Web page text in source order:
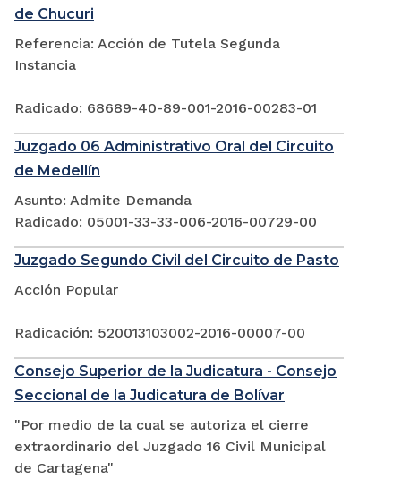
de Chucuri
Referencia: Acción de Tutela Segunda
Instancia
Radicado: 68689-40-89-001-2016-00283-01
Juzgado 06 Administrativo Oral del Circuito
de Medellín
Asunto: Admite Demanda
Radicado: 05001-33-33-006-2016-00729-00
Juzgado Segundo Civil del Circuito de Pasto
Acción Popular
Radicación: 520013103002-2016-00007-00
Consejo Superior de la Judicatura - Consejo
Seccional de la Judicatura de Bolívar
"Por medio de la cual se autoriza el cierre
extraordinario del Juzgado 16 Civil Municipal
de Cartagena"